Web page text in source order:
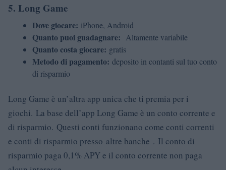
5. Long Game
Dove giocare: iPhone, Android
Quanto puoi guadagnare: Altamente variabile
Quanto costa giocare: gratis
Metodo di pagamento: deposito in contanti sul tuo conto
di risparmio
Long Game è un’altra app unica che ti premia per i
giochi. La base dell’app Long Game è un conto corrente e
di risparmio. Questi conti funzionano come conti correnti
e conti di risparmio presso altre banche . Il conto di
risparmio paga 0,1% APY e il conto corrente non paga